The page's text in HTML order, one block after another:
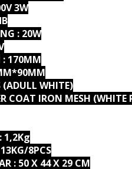
3W
: 20W
: 170MM
(ADULL WHITE)
COAT IRON MESH (WHITE
1,2Kg
8PCS
: 50 X 44 X 29 CM